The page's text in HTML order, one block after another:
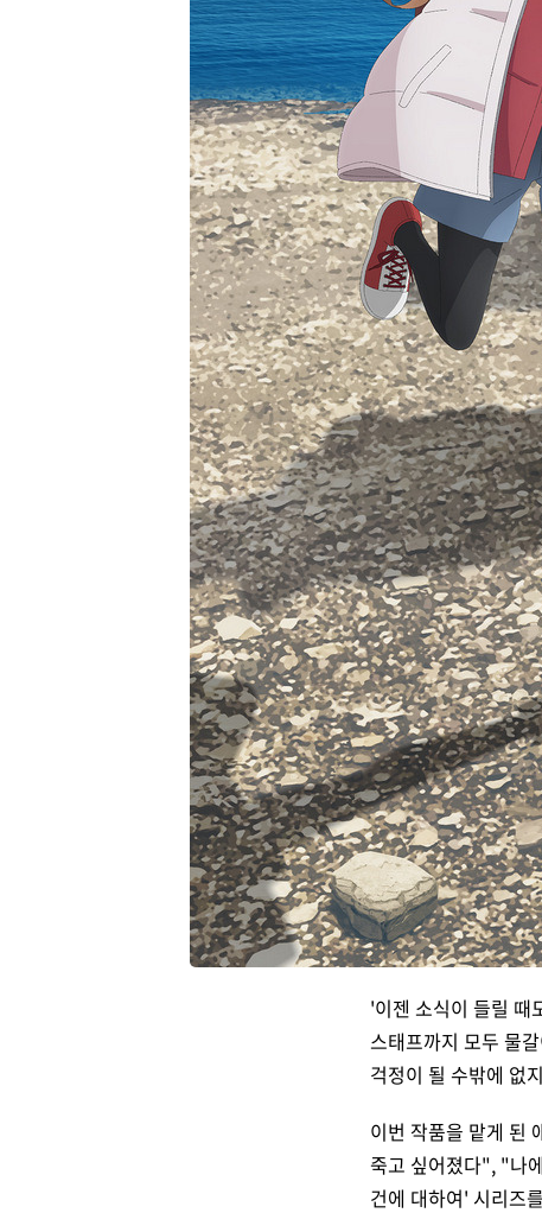
'이젠 소식이 들릴 때
스태프까지 모두 물
걱정이 될 수밖에 없
이번 작품을 맡게 된
죽고 싶어졌다", "나
건에 대하여' 시리즈